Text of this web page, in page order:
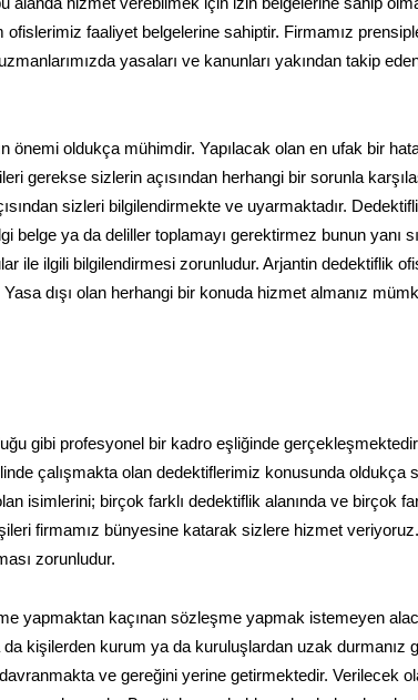
faaliyet belgelerine sahiptir. Firmamız
yasaları ve kanunları yakından takip
oldukça mühimdir. Yapılacak olan en ufak bir
gerekse sizlerin açısından herhangi bir sorunla
sizleri bilgilendirmekte ve uyarmaktadır.
belge ya da deliller toplamayı gerektirmez bunun yanı
ile ilgili bilgilendirmesi zorunludur. Arjantin dedektiflik
dışı olan herhangi bir konuda hizmet almanız
gibi profesyonel bir kadro eşliğinde
çalışmakta olan dedektiflerimiz konusunda oldukça
isimlerini; birçok farklı dedektiflik alanında ve birçok
firmamız bünyesine katarak sizlere hizmet
zorunludur.
yapmaktan kaçınan sözleşme yapmak istemeyen
kişilerden kurum ya da kuruluşlardan uzak durmanız
ve gereğini yerine getirmektedir. Verilecek